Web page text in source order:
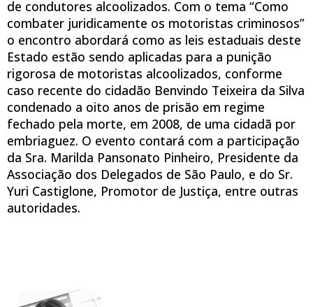
de condutores alcoolizados. Com o tema “Como
combater juridicamente os motoristas criminosos”
o encontro abordará como as leis estaduais deste
Estado estão sendo aplicadas para a punição
rigorosa de motoristas alcoolizados, conforme
caso recente do cidadão Benvindo Teixeira da Silva
condenado a oito anos de prisão em regime
fechado pela morte, em 2008, de uma cidadã por
embriaguez. O evento contará com a participação
da Sra. Marilda Pansonato Pinheiro, Presidente da
Associação dos Delegados de São Paulo, e do Sr.
Yuri Castiglone, Promotor de Justiça, entre outras
autoridades.